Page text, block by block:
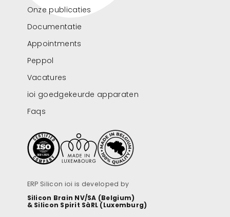
Onze publicaties
Documentatie
Appointments
Peppol
Vacatures
ioi goedgekeurde apparaten
Faqs
ERP Silicon ioi is developed by
Silicon Brain NV/SA (Belgium)
& Silicon Spirit SàRL (Luxemburg)